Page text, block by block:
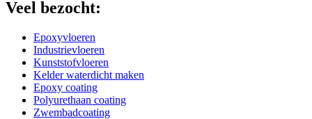
Veel bezocht:
Epoxyvloeren
Industrievloeren
Kunststofvloeren
Kelder waterdicht maken
Epoxy coating
Polyurethaan coating
Zwembadcoating